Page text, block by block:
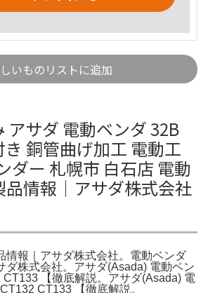
いものリストに追加
アサダ 電動ベンダ 32B
き 銅管曲げ加工 電動工
ダー 札幌市 白石店 電動
品情報｜アサダ株式会社
情報｜アサダ株式会社。電動ベンダ
ダ株式会社。アサダ(Asada) 電動ベン
CT133 【徹底解説。アサダ(Asada) 電
CT133 【徹底解説。